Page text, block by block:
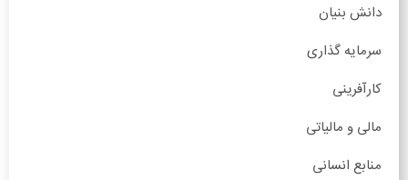
دانش بنیان
سرمایه گذاری
کارآفرینی
مالی و مالیاتی
منابع انسانی